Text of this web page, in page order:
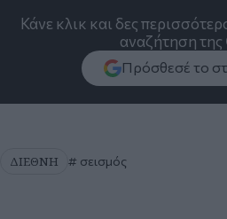
Κάνε κλικ και δες
αναζήτηση της
Πρόσθεσέ το
ΔΙΕΘΝΗ σεισμός